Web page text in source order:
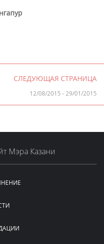
СЛЕДУЮЩАЯ СТРАНИЦА
12/08/2015 -29/01/2015
Мэра Казани